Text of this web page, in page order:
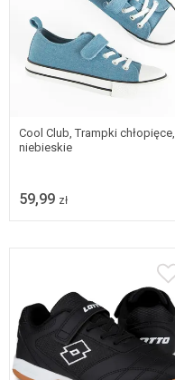
Dostępne w wielu
rozmiarach
Cool Club, Trampki chłopięce,
niebieskie
59,99 zł